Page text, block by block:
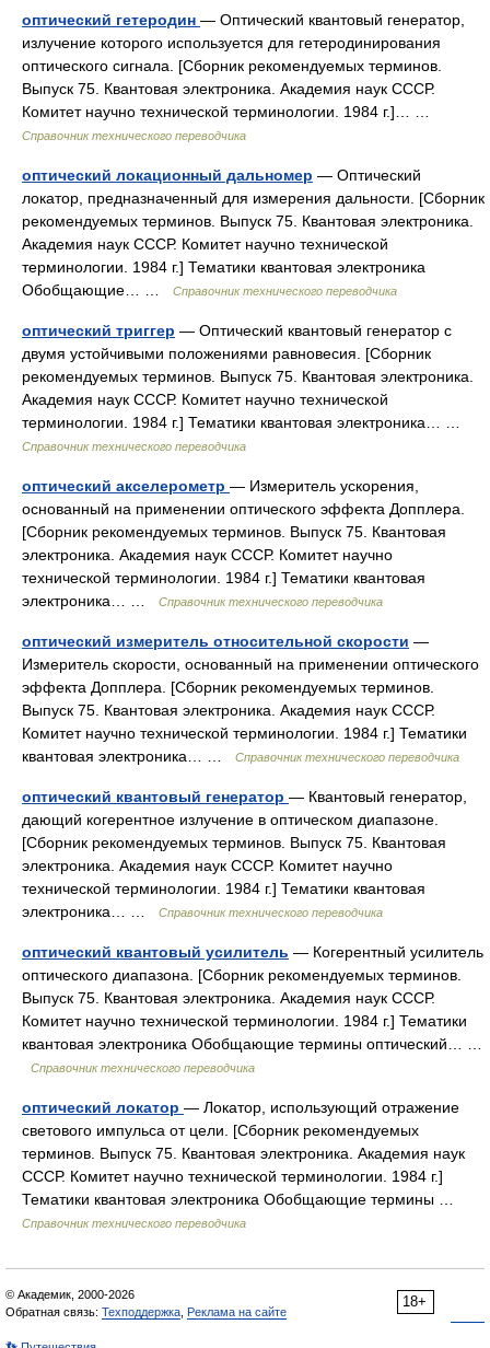
оптический гетеродин — Оптический квантовый генератор,
излучение которого используется для гетеродинирования
оптического сигнала. [Сборник рекомендуемых терминов.
Выпуск 75. Квантовая электроника. Академия наук СССР.
Комитет научно технической терминологии. 1984 г.]… …
Справочник технического переводчика
оптический локационный дальномер — Оптический
локатор, предназначенный для измерения дальности. [Сборник
рекомендуемых терминов. Выпуск 75. Квантовая электроника.
Академия наук СССР. Комитет научно технической
терминологии. 1984 г.] Тематики квантовая электроника
Обобщающие… …
Справочник технического переводчика
оптический триггер — Оптический квантовый генератор с
двумя устойчивыми положениями равновесия. [Сборник
рекомендуемых терминов. Выпуск 75. Квантовая электроника.
Академия наук СССР. Комитет научно технической
терминологии. 1984 г.] Тематики квантовая электроника… …
Справочник технического переводчика
оптический акселерометр — Измеритель ускорения,
основанный на применении оптического эффекта Допплера.
[Сборник рекомендуемых терминов. Выпуск 75. Квантовая
электроника. Академия наук СССР. Комитет научно
технической терминологии. 1984 г.] Тематики квантовая
электроника… …
Справочник технического переводчика
оптический измеритель относительной скорости —
Измеритель скорости, основанный на применении оптического
эффекта Допплера. [Сборник рекомендуемых терминов.
Выпуск 75. Квантовая электроника. Академия наук СССР.
Комитет научно технической терминологии. 1984 г.] Тематики
квантовая электроника… …
Справочник технического переводчика
оптический квантовый генератор — Квантовый генератор,
дающий когерентное излучение в оптическом диапазоне.
[Сборник рекомендуемых терминов. Выпуск 75. Квантовая
электроника. Академия наук СССР. Комитет научно
технической терминологии. 1984 г.] Тематики квантовая
электроника… …
Справочник технического переводчика
оптический квантовый усилитель — Когерентный усилитель
оптического диапазона. [Сборник рекомендуемых терминов.
Выпуск 75. Квантовая электроника. Академия наук СССР.
Комитет научно технической терминологии. 1984 г.] Тематики
квантовая электроника Обобщающие термины оптический… …
Справочник технического переводчика
оптический локатор — Локатор, использующий отражение
светового импульса от цели. [Сборник рекомендуемых
терминов. Выпуск 75. Квантовая электроника. Академия наук
СССР. Комитет научно технической терминологии. 1984 г.]
Тематики квантовая электроника Обобщающие термины …
Справочник технического переводчика
18+
© Академик, 2000-2026
Обратная связь: Техподдержка Реклама на сайте